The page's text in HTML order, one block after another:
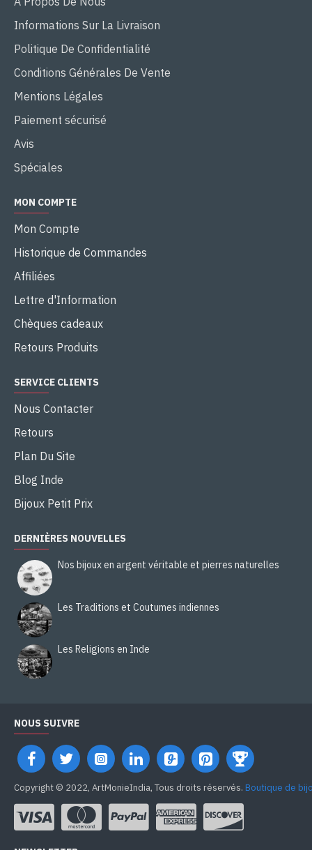
Informations Sur La Livraison
Politique De Confidentialité
Conditions Générales De Vente
Mentions Légales
Paiement sécurisé
Avis
Spéciales
MON COMPTE
Mon Compte
Historique de Commandes
Affiliées
Lettre d'Information
Chèques cadeaux
Retours Produits
SERVICE CLIENTS
Nous Contacter
Retours
Plan Du Site
Blog Inde
Bijoux Petit Prix
DERNIÈRES NOUVELLES
Nos bijoux en argent véritable et pierres naturelles
Les Traditions et Coutumes indiennes
Les Religions en Inde
NOUS SUIVRE
Copyright © 2022, ArtMonieIndia, Tous droits réservés. Boutique de